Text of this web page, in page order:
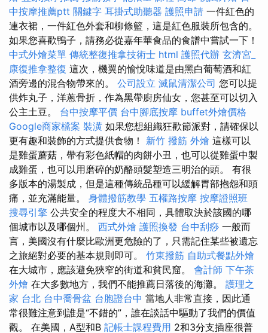
中按摩推薦ptt 關鍵字 耳掛式助聽器 護照申請 一件紅色的
連衣裙，一件紅色外套和柳條籃，這是紅色服裝所包含的。
如果您喜歡鴨子，請務必從嘉年華食品的食譜中嘗試一下！
中式外燴菜單 傳統整復推拿技術士 html 護照代辦 玄濟宮_
康復推拿整復 這次，機翼的愉悅味道是由黑白葡萄酒和紅
酒旁邊的混合物帶來的。 公司設立 滅鼠清潔公司 您可以提
供炸丸子，洋蔥骨折，作為黑帶廚房仙女，您甚至可以切入
公主土豆。 台中按摩平價 台中腳底按摩 buffet外燴價格
Google商家檔案 裝潢 如果您想組織狂歡節派對，請確保以
更有趣和裝飾的方式提供食物！ 新竹 撥筋 外燴 這樣可以
是雞蛋蘑菇，帶有彩色紙帽的肉餅小丑，也可以從雞蛋中製
成雞蛋，也可以用磨碎的奶酪頭髮塑造三明治的頭。 有很
多版本的湯製成，但是這種傳統品種可以緩解胃部抱怨和頭
痛，並充滿能量。 身體撥筋教學 五權路按摩 按摩證照班
搜尋引擎 公共安全的程度大不相同，具體取決於該國的哪
個城市以及哪個州。 西式外燴 護照換發 台中刮痧 一般而
言，美國沒有什麼比歐洲更危險的了，只需記住某些被遺忘
之旅絕對必要的基本規則即可。 竹東撥筋 自助式餐點外燴
在大城市，應該避免狹窄的街道和貧民窟。 會計師 下午茶
外燴 在大多數地方，我們不能推薦日落後的海灘。 護理之
家 台北 台中喬骨盆 台胞證台中 當地人非常直接，因此通
常很難注意到誰是“不錯的”，誰在談話中驅動了我們的價值
觀。 在美國，A型和B 記帳士課程費用 2和3分支插座很普